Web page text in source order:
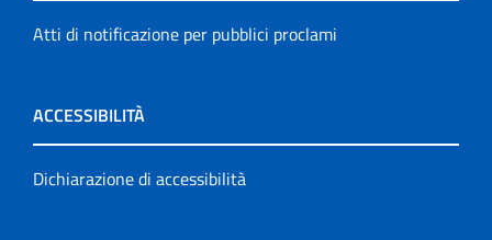
Atti di notificazione per pubblici proclami
ACCESSIBILITÀ
Dichiarazione di accessibilità